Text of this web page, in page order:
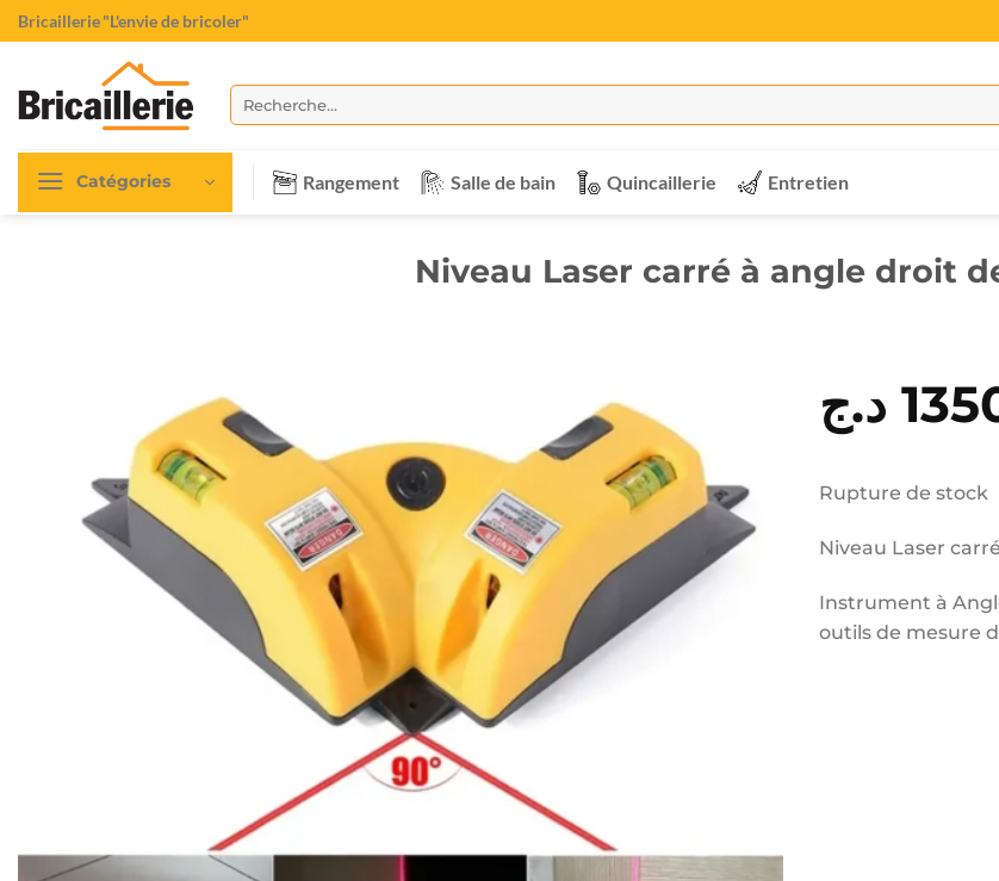
Passer
au
Bricaillerie "L'envie de bricoler"
Recherche
pour :
Catégories Rangement Salle de bain Quincaillerie Entretien
Niveau Laser carré à angle droit
د.ج
Rupture de stock
Niveau Laser
Instrument à
outils de mesure